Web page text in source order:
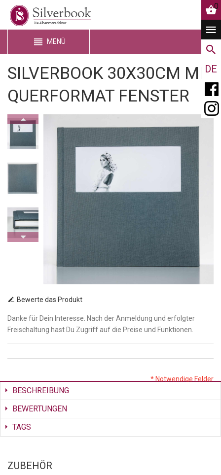
0
DE
MENÜ
SILVERBOOK 30X30CM MIT
QUERFORMAT FENSTER
Bewerte das Produkt
Danke für Dein Interesse. Nach der Anmeldung und erfolgter
Freischaltung hast Du Zugriff auf die Preise und Funktionen.
* Notwendige Felder
BESCHREIBUNG
BEWERTUNGEN
TAGS
ZUBEHÖR